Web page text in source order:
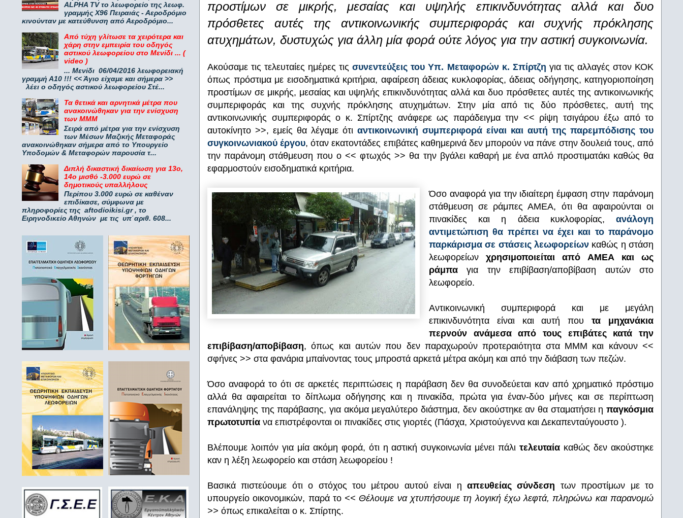
προστίμων σε μικρής, μεσαίας και υψηλής επικινδυνότητας αλλά και δυο
πρόσθετες αυτές της αντικοινωνικής συμπεριφοράς και συχνής πρόκλησης
ατυχημάτων, δυστυχώς για άλλη μία φορά ούτε λόγος για την αστική συγκοινωνία.
Ακούσαμε τις τελευταίες ημέρες τιςσυνεντεύξεις του Υπ. Μεταφορών κ. Σπίρτζη για τις αλλαγές στον ΚΟΚ
όπως πρόστιμα με εισοδηματικά κριτήρια, αφαίρεση άδειας κυκλοφορίας, άδειας οδήγησης, κατηγοριοποίηση
προστίμων σε μικρής, μεσαίας και υψηλής επικινδυνότητας αλλά και δυο πρόσθετες αυτές της αντικοινωνικής
συμπεριφοράς και της συχνής πρόκλησης ατυχημάτων. Στην μία από τις δύο πρόσθετες, αυτή της
αντικοινωνικής συμπεριφοράς ο κ. Σπίρτζης ανάφερε ως παράδειγμα την << ρίψη τσιγάρου έξω από το
αυτοκίνητο >>, εμείς θα λέγαμε ότι αντικοινωνική συμπεριφορά είναι και αυτή της παρεμπόδισης του
συγκοινωνιακού έργου, όταν εκατοντάδες επιβάτες καθημερινά δεν μπορούν να πάνε στην δουλειά τους, από
την παράνομη στάθμευση που ο << φτωχός >> θα την βγάλει καθαρή με ένα απλό προστιματάκι καθώς θα
εφαρμοστούν εισοδηματικά κριτήρια.
Όσο αναφορά για την ιδιαίτερη έμφαση στην παράνομη
στάθμευση σε ράμπες ΑΜΕΑ, ότι θα αφαιρούνται οι
πινακίδες και η άδεια κυκλοφορίας, ανάλογη
αντιμετώπιση θα πρέπει να έχει και το παράνομο
παρκάρισμα σε στάσεις λεωφορείων καθώς η στάση
λεωφορείωνχρησιμοποιείται από ΑΜΕΑ και ως
ράμπαγια την επιβίβαση/αποβίβαση αυτών στο
λεωφορείο.
Αντικοινωνική συμπεριφορά και με μεγάλη
επικινδυνότητα είναι και αυτή πουτα μηχανάκια
περνούν ανάμεσα από τους επιβάτες κατά την
επιβίβαση/αποβίβαση, όπως και αυτών που δεν παραχωρούν προτεραιότητα στα ΜΜΜ και κάνουν <<
σφήνες >> στα φανάρια μπαίνοντας τους μπροστά αρκετά μέτρα ακόμη και από την διάβαση των πεζών.
Όσο αναφορά το ότι σε αρκετές περιπτώσεις η παράβαση δεν θα συνοδεύεται καν από χρηματικό πρόστιμο
αλλά θα αφαιρείται το δίπλωμα οδήγησης και η πινακίδα, πρώτα για έναν-δύο μήνες και σε περίπτωση
επανάληψης της παράβασης, για ακόμα μεγαλύτερο διάστημα, δεν ακούστηκε αν θα σταματήσει η παγκόσμια
πρωτοτυπία να επιστρέφονται οι πινακίδες στις γιορτές (Πάσχα, Χριστούγεννα και Δεκαπενταύγουστο ).
Βλέπουμε λοιπόν για μία ακόμη φορά, ότι η αστική συγκοινωνία μένει πάλιτελευταία καθώς δεν ακούστηκε
καν η λέξη λεωφορείο και στάση λεωφορείου !
Βασικά πιστεύουμε ότι ο στόχος του μέτρου αυτού είναι η απευθείας σύνδεση των προστίμων με το
υπουργείο οικονομικών, παρά το << Θέλουμε να χτυπήσουμε τη λογική έχω λεφτά, πληρώνω και παρανομώ
>> όπως επικαλείται ο κ. Σπίρτης.
ALPHA TV το λεωφορείο της λεωφ.
γραμμής Χ96 Πειραιάς - Αεροδρόμιο
κινούνταν με κατεύθυνση από Αεροδρόμιο...
Από τύχη γλίτωσε τα χειρότερα και
χάρη στην εμπειρία του οδηγός
αστικού λεωφορείου στο Μενίδι ... (
video )
... Μενίδι 06/04/2016 λεωφορειακή
γραμμή Α10 !!! << Άγιο είχαμε και σήμερα >>
λέει ο οδηγός αστικού λεωφορείου Στέ...
Τα θετικά και αρνητικά μέτρα που
ανακοινώθηκαν για την ενίσχυση
των ΜΜΜ
Σειρά από μέτρα για την ενίσχυση
των Μέσων Μαζικής Μεταφοράς
ανακοινώθηκαν σήμερα από το Υπουργείο
Υποδομών & Μεταφορών παρουσία τ...
Διπλή δικαστική δικαίωση για 13ο,
14ο μισθό -3.000 ευρώ σε
δημοτικούς υπαλλήλους
Περίπου 3.000 ευρώ σε καθέναν
επιδίκασε, σύμφωνα με
πληροφορίες της aftodioikisi.gr , το
Ειρηνοδικείο Αθηνών με τις υπ΄αριθ. 608...